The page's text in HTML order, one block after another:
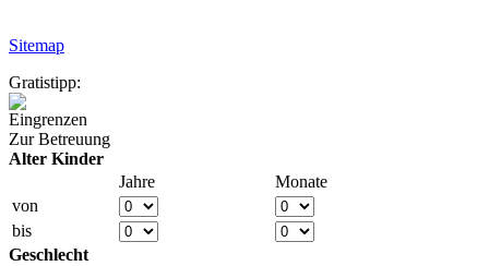
Sitemap
Gratistipp:
Eingrenzen
Zur Betreuung
Alter Kinder
Jahre
Monate
von
bis
Geschlecht